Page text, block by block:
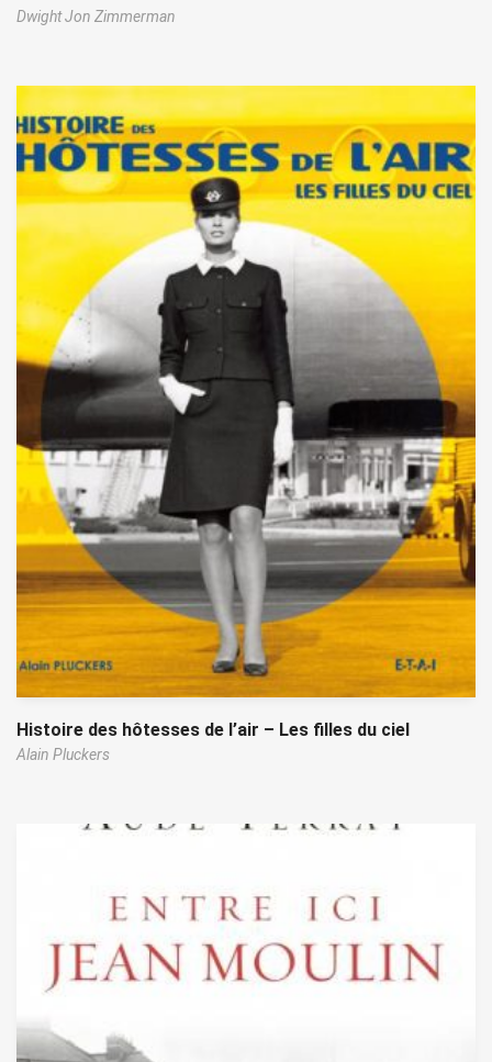
Dwight Jon Zimmerman
Histoire des hôtesses de l’air – Les filles du ciel
Alain Pluckers